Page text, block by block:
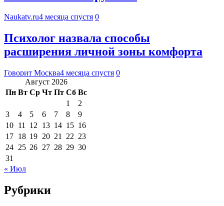
Naukatv.ru4 месяца спустя 0
Психолог назвала способы
расширения личной зоны комфорта
Говорит Москва4 месяца спустя 0
Август 2026
Пн Вт Ср Чт Пт Сб Вс
1
2
3
4 5 6 7 8
9
10 11 12 13 14 15 16
17 18 19 20 21 22 23
24 25 26 27 28 29 30
31
« Июл
Рубрики